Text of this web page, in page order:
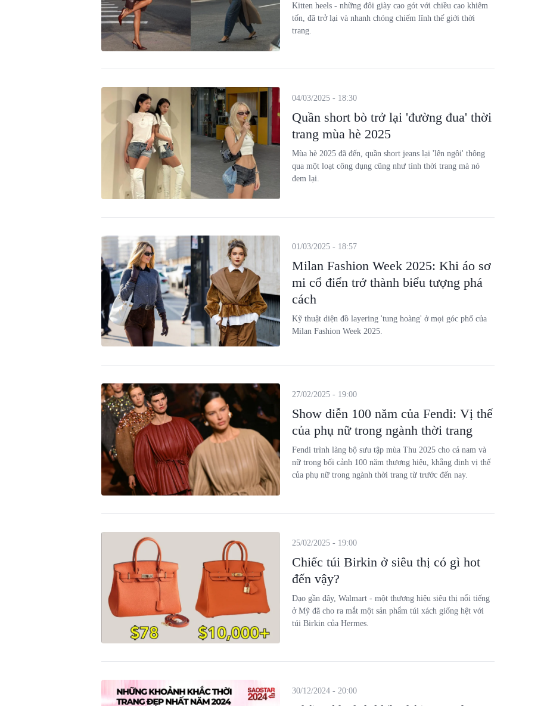
Kitten heels - những đôi giày cao gót với chiều cao khiêm
tốn, đã trở lại và nhanh chóng chiếm lĩnh thế giới thời
trang.
Quần short bò trở lại 'đường đua' thời
trang mùa hè 2025
04/03/2025 - 18:30
Mùa hè 2025 đã đến, quần short jeans lại 'lên ngôi' thông
qua một loạt công dụng cũng như tính thời trang mà nó
đem lại.
Milan Fashion Week 2025: Khi áo sơ
mi cổ điển trở thành biểu tượng phá
cách
01/03/2025 - 18:57
Kỹ thuật diện đồ layering 'tung hoàng' ở mọi góc phố của
Milan Fashion Week 2025.
Show diễn 100 năm của Fendi: Vị thế
của phụ nữ trong ngành thời trang
27/02/2025 - 19:00
Fendi trình làng bộ sưu tập mùa Thu 2025 cho cả nam và
nữ trong bối cảnh 100 năm thương hiệu, khẳng định vị thế
của phụ nữ trong ngành thời trang từ trước đến nay.
Chiếc túi Birkin ở siêu thị có gì hot
đến vậy?
25/02/2025 - 19:00
Dạo gần đây, Walmart - một thương hiệu siêu thị nổi tiếng
ở Mỹ đã cho ra mắt một sản phẩm túi xách giống hệt với
túi Birkin của Hermes.
30/12/2024 - 20:00